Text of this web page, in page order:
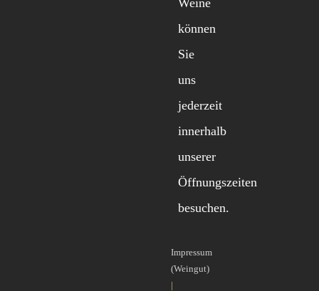
können
Sie
uns
jederzeit
innerhalb
unserer
Öffnungszeiten
besuchen.
Impressum
(Weingut)
|